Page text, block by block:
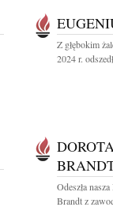
Z głębokim
2024 r.
Odeszła
Brandt z